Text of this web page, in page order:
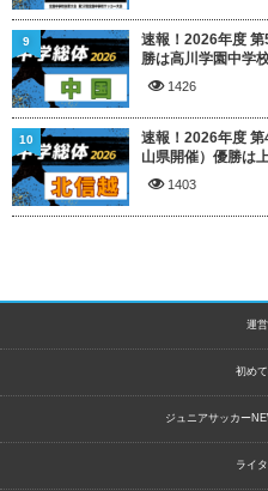
速報！2026年度
勝は高川学園中学
1426
9
速報！2026年度
山県開催）優勝は
1403
10
運
初め
ジュニアサッカー
ライ